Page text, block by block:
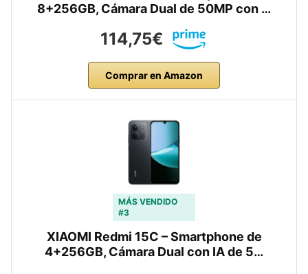
8+256GB, Cámara Dual de 50MP con …
114,75€
Comprar en Amazon
MÁS VENDIDO
#3
XIAOMI Redmi 15C – Smartphone de
4+256GB, Cámara Dual con IA de 5…